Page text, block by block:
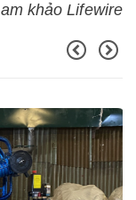
khảo Lifewire